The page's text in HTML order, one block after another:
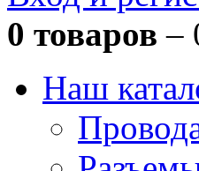
0 товаров –
Наш